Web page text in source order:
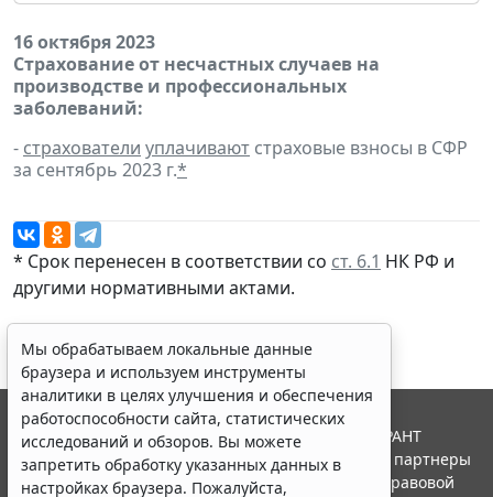
16 октября 2023
Страхование от несчастных случаев на
производстве и профессиональных
заболеваний:
- страхователи уплачивают страховые взносы в СФР
за сентябрь 2023 г.*
* Срок перенесен в соответствии со ст. 6.1 НК РФ и
другими нормативными актами.
Мы обрабатываем локальные данные
браузера и используем инструменты
аналитики в целях улучшения и обеспечения
работоспособности сайта, статистических
исследований и обзоров. Вы можете
запретить обработку указанных данных в
настройках браузера. Пожалуйста,
© ООО "НПП "ГАРАНТ-СЕРВИС", 2026. Система ГАРАНТ
выпускается с 1990 года. Компания "Гарант" и ее партнеры
являются участниками Российской ассоциации правовой